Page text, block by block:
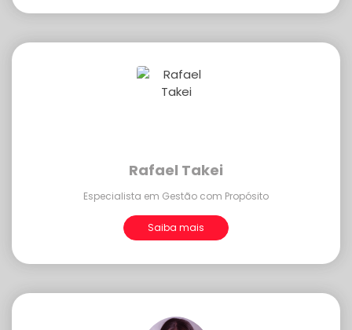
Rafael Takei
Especialista em Gestão com Propósito
Saiba mais